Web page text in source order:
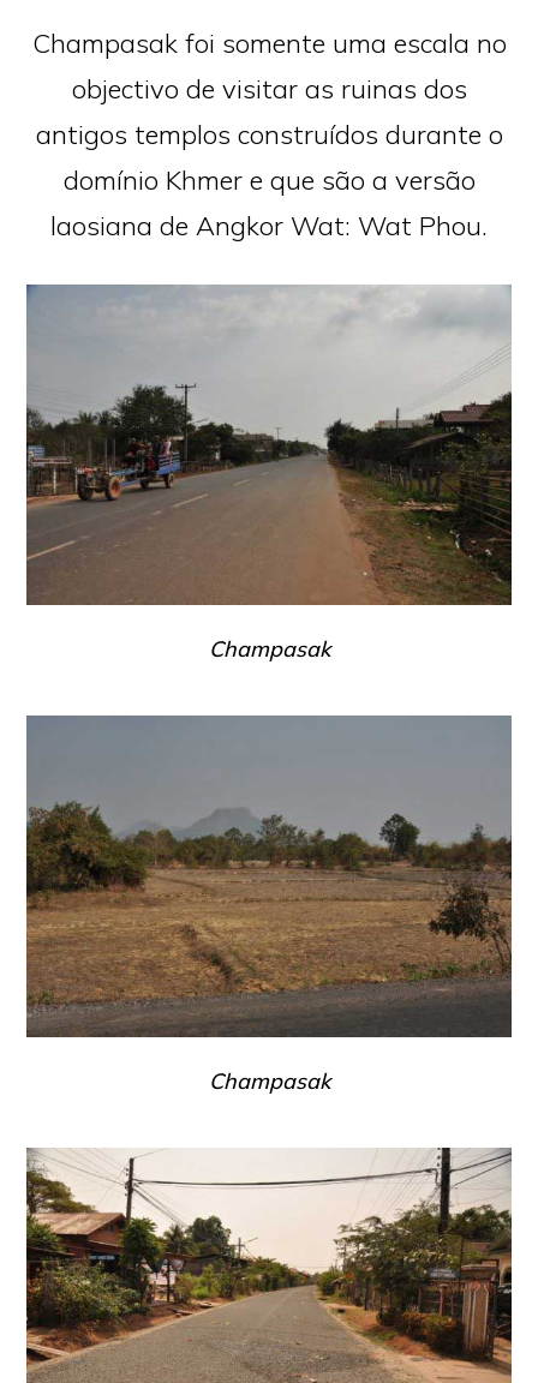
Champasak foi somente uma escala no
objectivo de visitar as ruinas dos
antigos templos construídos durante o
domínio Khmer e que são a versão
laosiana de Angkor Wat: Wat Phou.
Champasak
Champasak